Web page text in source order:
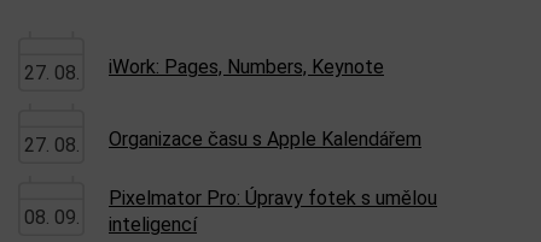
27. 08. iWork: Pages, Numbers, Keynote
27. 08. Organizace času s Apple Kalendářem
08. 09.
Pixelmator Pro: Úpravy fotek s umělou
inteligencí